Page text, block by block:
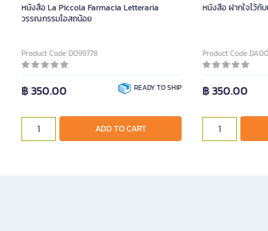
หนังสือ La Piccola Farmacia Letteraria
วรรณกรรมโอสถน้อย
Product Code D099778
฿ 350.00 READY TO SHIP
ADD TO CART
หนังสือ ฝากใจไว้กั
Product Code
฿ 350.00